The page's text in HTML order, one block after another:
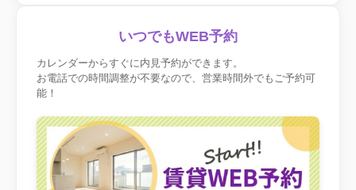
いつでもWEB予約
カレンダーからすぐに内見予約ができます。
お電話での時間調整が不要なので、営業時間外でもご予約可
能！